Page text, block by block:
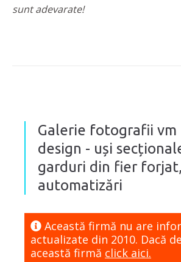
sunt adevarate!
Galerie fotografii vm
design - uși
garduri din fier forjat,
automatizări
Această firmă nu are
actualizate din 2010. Dacă
această firmă click aici.